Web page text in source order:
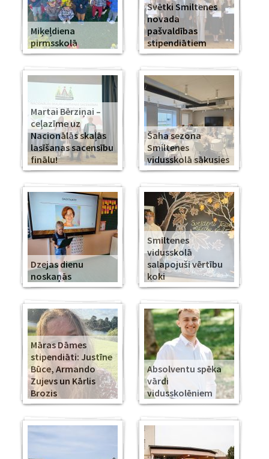
Miķeļdiena
pirmsskolā
Svētki Smiltenes
novada
pašvaldības
stipendiātiem
Martai Bērziņai –
ceļazīme uz
Nacionālās skaļās
lasīšanas sacensību
finālu!
Šaha sezona
Smiltenes
vidusskolā sākusies
Dzejas dienu
noskaņās
Smiltenes
vidusskolā
salapojuši vērtību
koki
Māras Dāmes
stipendiāti: Justīne
Būce, Armando
Zujevs un Kārlis
Brozis
Absolventu spēka
vārdi
vidusskolēniem